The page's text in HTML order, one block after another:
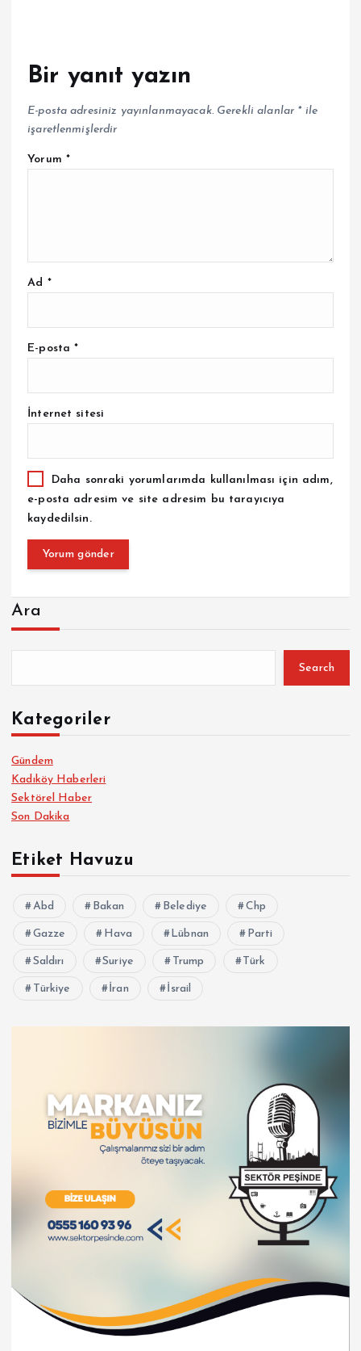
Bir yanıt yazın
E-posta adresiniz yayınlanmayacak. Gerekli alanlar *ile
işaretlenmişlerdir
Yorum *
Ad *
E-posta*
İnternet sitesi
Daha sonraki yorumlarımda kullanılması için adım,
e-posta adresim ve site adresim bu tarayıcıya
kaydedilsin.
Ara
Search
Kategoriler
Gündem
Kadıköy Haberleri
Sektörel Haber
Son Dakika
Etiket Havuzu
Abd Bakan Belediye Chp
Gazze Hava Lübnan Parti
Saldırı Suriye Trump Türk
Türkiye İran İsrail